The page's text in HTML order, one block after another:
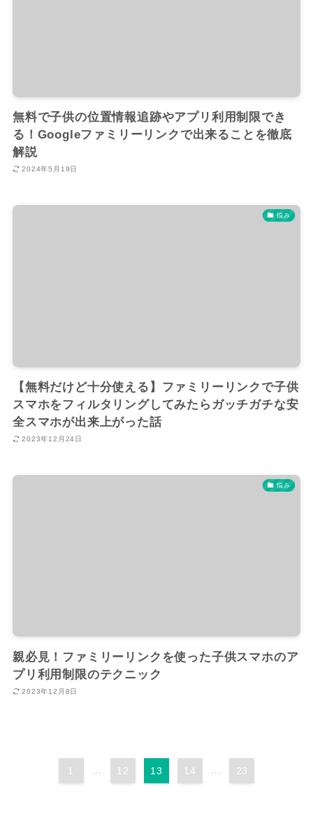
無料で子供の位置情報追跡やアプリ利用制限でき
る！Googleファミリーリンクで出来ることを徹底
解説
2024年5月19日
悩み
【無料だけど十分使える】ファミリーリンクで子供
スマホをフィルタリングしてみたらガッチガチな安
全スマホが出来上がった話
2023年12月24日
悩み
親必見！ファミリーリンクを使った子供スマホのア
プリ利用制限のテクニック
2023年12月8日
1 ... 12 13 14 ... 23